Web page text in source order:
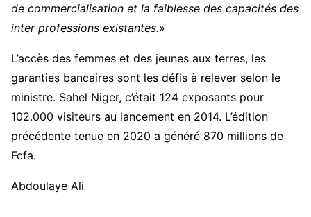
de commercialisation et la faiblesse des capacités des
inter professions existantes.»
L’accès des femmes et des jeunes aux terres, les
garanties bancaires sont les défis à relever selon le
ministre. Sahel Niger, c’était 124 exposants pour
102.000 visiteurs au lancement en 2014. L’édition
précédente tenue en 2020 a généré 870 millions de
Fcfa.
Abdoulaye Ali